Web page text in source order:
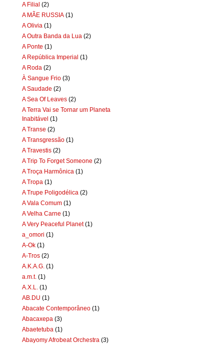
A Filial (2)
A MÃE RUSSIA (1)
A Olivia (1)
A Outra Banda da Lua (2)
A Ponte (1)
A República Imperial (1)
A Roda (2)
À Sangue Frio (3)
A Saudade (2)
A Sea Of Leaves (2)
A Terra Vai se Tornar um Planeta
Inabitável (1)
A Transe (2)
A Transgressão (1)
A Travestis (2)
A Trip To Forget Someone (2)
A Troça Harmônica (1)
A Tropa (1)
A Trupe Poligodélica (2)
A Vala Comum (1)
A Velha Carne (1)
A Very Peaceful Planet (1)
a_omori (1)
A-Ok (1)
A-Tros (2)
A.K.A.G. (1)
a.m.t. (1)
A.X.L.
(1)
AB.DU (1)
Abacate Contemporâneo (1)
Abacaxepa (3)
Abaetetuba (1)
Abayomy Afrobeat Orchestra (3)